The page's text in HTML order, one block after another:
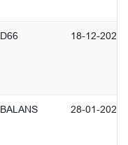
D66 18-12-2025
BALANS 28-01-2026